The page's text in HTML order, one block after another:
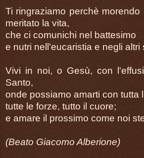
Ti ringraziamo perchè
meritato la vita,
che ci comunichi nel battesimo
e nutri nell'eucaristia e negli altri
Vivi in noi, o Gesù, con
Santo,
onde possiamo amarti con tutta
tutte le forze, tutto il cuore;
e amare il prossimo come noi
(Beato Giacomo Alberione)